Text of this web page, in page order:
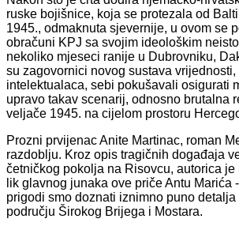
ruske bojišnice, koja se protezala od
1945., odmaknuta sjevernije, u ovom se
obračuni KPJ sa svojim ideološkim
nekoliko mjeseci ranije u Dubrovniku,
su zagovornici novog sustava
intelektualaca, sebi pokušavali osigurati
upravo takav scenarij, odnosno brutalna
veljače 1945. na cijelom prostoru
Prozni prvijenac Anite Martinac, roman
razdoblju. Kroz opis tragičnih događaja
četničkog pokolja na Risovcu, autorica
lik glavnog junaka ove priče Antu
prigodi smo doznati iznimno puno
području Širokog Brijega i Mostara.